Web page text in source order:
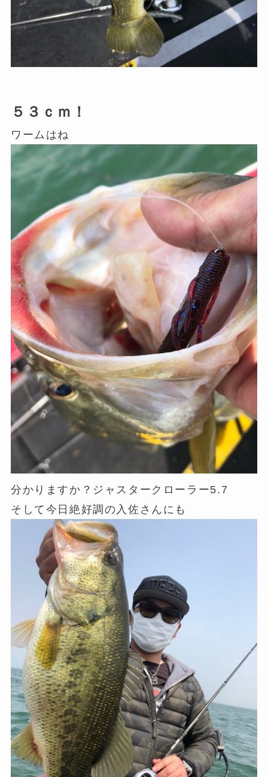
５３ｃｍ！
ワームはね
分かりますか？ジャスタークローラー5.7
そして今日絶好調の入佐さんにも